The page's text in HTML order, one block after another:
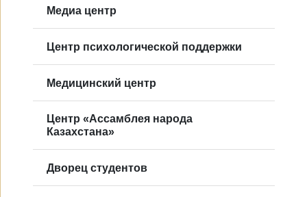
Mедиа центр
Центр психологической поддержки
Медицинский центр
Центр «Ассамблея народа
Казахстана»
Дворец студентов